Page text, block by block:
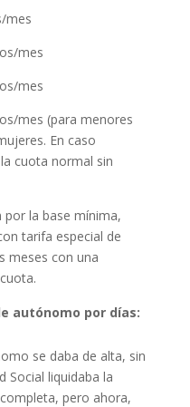
mes
mes
mes
mes (para menores
En caso
cuota normal sin
la base mínima,
tarifa especial de
meses con una
autónomo por días:
se daba de alta, sin
Social liquidaba la
pero ahora,